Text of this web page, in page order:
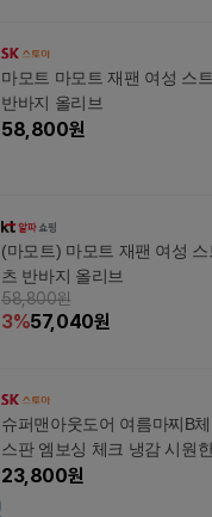
마모트 마모트 재팬 여성 스
반바지 올리브
58,800원
(마모트) 마모트 재팬 여성
츠 반바지 올리브
58,800원
3%57,040원
슈퍼맨아웃도어 여름마찌B
스판 엠보싱 체크 냉감 시원
등산복 나들_P325632282
23,800원